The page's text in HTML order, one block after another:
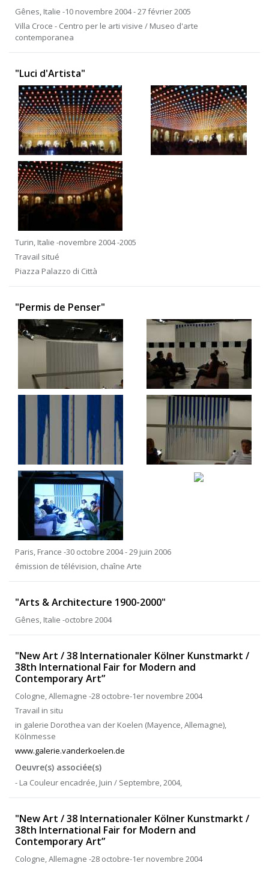
Gênes, Italie -10 novembre 2004 - 27 février 2005
Villa Croce - Centro per le arti visive / Museo d'arte
contemporanea
"Luci d'Artista"
Turin, Italie -novembre 2004 -2005
Travail situé
Piazza Palazzo di Città
"Permis de Penser"
Paris, France -30 octobre 2004 - 29 juin 2006
émission de télévision, chaîne Arte
"Arts & Architecture 1900-2000"
Gênes, Italie -octobre 2004
"New Art / 38 Internationaler Kölner Kunstmarkt /
38th International Fair for Modern and
Contemporary Art”
Cologne, Allemagne -28 octobre-1er novembre 2004
Travail in situ
in galerie Dorothea van der Koelen (Mayence, Allemagne),
Kölnmesse
www.galerie.vanderkoelen.de
Oeuvre(s) associée(s)
- La Couleur encadrée, Juin / Septembre, 2004,
"New Art / 38 Internationaler Kölner Kunstmarkt /
38th International Fair for Modern and
Contemporary Art”
Cologne, Allemagne -28 octobre-1er novembre 2004